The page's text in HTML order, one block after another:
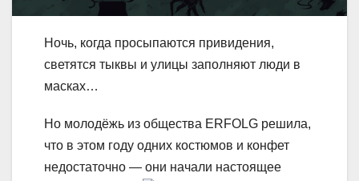
Ночь, когда просыпаются привидения,
светятся тыквы и улицы заполняют люди в
масках…
Но молодёжь из общества ERFOLG решила,
что в этом году одних костюмов и конфет
недостаточно — они начали настоящее